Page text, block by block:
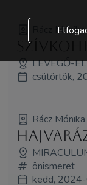
Rácz Mónika
LEVEGŐ-
csütörtök,
Rácz
önismeret
kedd,